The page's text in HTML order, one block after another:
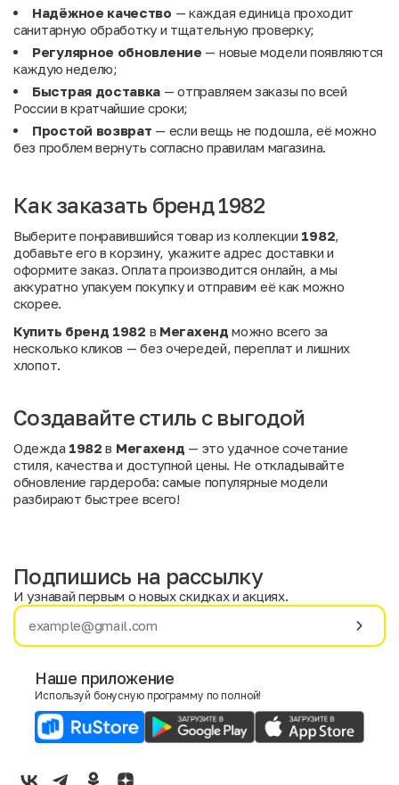
Надёжное качество — каждая единица проходит
санитарную обработку и тщательную проверку;
Регулярное обновление — новые модели появляются
каждую неделю;
Быстрая доставка — отправляем заказы по всей
России в кратчайшие сроки;
Простой возврат — если вещь не подошла, её можно
без проблем вернуть согласно правилам магазина.
Как заказать бренд 1982
Выберите понравившийся товар из коллекции 1982
добавьте его в корзину, укажите адрес доставки и
оформите заказ. Оплата производится онлайн, а мы
аккуратно упакуем покупку и отправим её как можно
скорее.
Купить бренд 1982 в Мегахенд можно всего за
несколько кликов — без очередей, переплат и лишних
хлопот.
Создавайте стиль с выгодой
Одежда 1982 в Мегахенд — это удачное сочетание
стиля, качества и доступной цены. Не откладывайте
обновление гардероба: самые популярные модели
разбирают быстрее всего!
Имя
E-mail
Подпишись на рассылку
И узнавай первым о новых скидках и акциях.
Наше приложение
Используй бонусную программу по полной!